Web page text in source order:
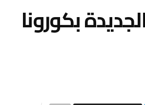
بكورونا